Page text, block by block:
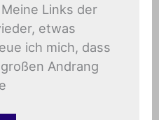
Links der
etwas
ich mich, dass
Andrang